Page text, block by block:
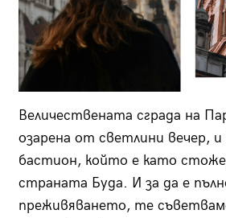
Величествената сграда на
озарена от светлини вечер,
бастион, който е като
страната Буда. И за да е
преживяването, те